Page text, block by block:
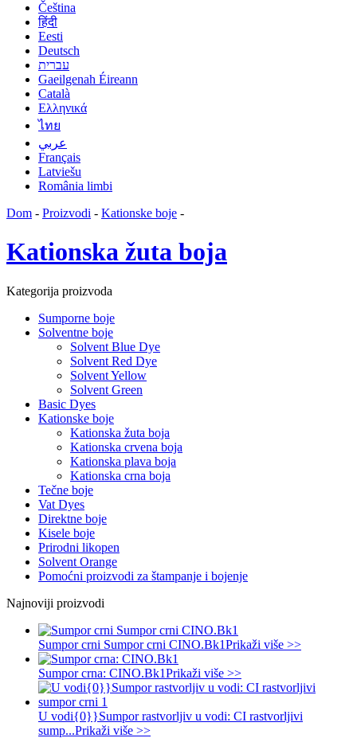
Čeština
हिंदी
Eesti
Deutsch
עברית
Gaeilgenah Éireann
Català
Ελληνικά
ไทย
عربي
Français
Latviešu
România limbi
Dom - Proizvodi - Kationske boje -
Kationska žuta boja
Kategorija proizvoda
Sumporne boje
Solventne boje
Solvent Blue Dye
Solvent Red Dye
Solvent Yellow
Solvent Green
Basic Dyes
Kationske boje
Kationska žuta boja
Kationska crvena boja
Kationska plava boja
Kationska crna boja
Tečne boje
Vat Dyes
Direktne boje
Kisele boje
Prirodni likopen
Solvent Orange
Pomoćni proizvodi za štampanje i bojenje
Najnoviji proizvodi
Sumpor crni Sumpor crni CINO.Bk1Prikaži više >>
Sumpor crna: CINO.Bk1Prikaži više >>
U vodi{0}}Sumpor rastvorljiv u vodi: CI rastvorljivi
sump...Prikaži više >>